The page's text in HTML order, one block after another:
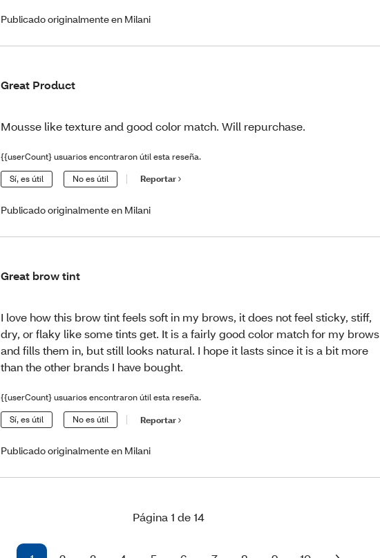
Publicado originalmente en Milani
Great Product
Mousse like texture and good color match. Will repurchase.
{{userCount} usuarios encontraron útil esta reseña.
Sí, es útil No es útil Reportar
Publicado originalmente en Milani
Great brow tint
I love how this brow tint feels soft in my brows, it does not feel sticky, stiff,
dry, or flaky like some tints get. It is a fairly good color match for my brows
and fills them in, but still looks natural. I hope it lasts since it is a bit more
than the other brands I have bought.
{{userCount} usuarios encontraron útil esta reseña.
Sí, es útil No es útil Reportar
Publicado originalmente en Milani
Página 1 de 14